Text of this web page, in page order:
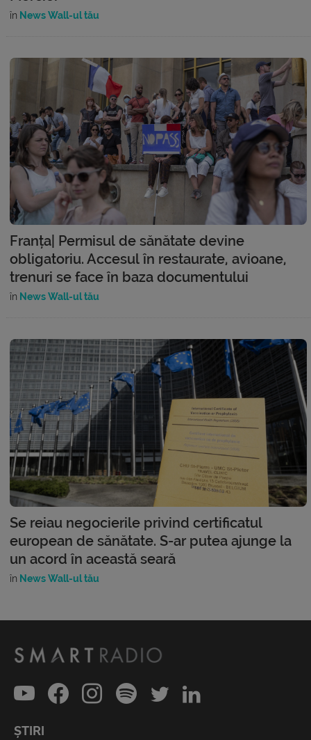
în News Wall-ul tău
Franța| Permisul de sănătate devine
obligatoriu. Accesul în restaurate, avioane,
trenuri se face în baza documentului
în News Wall-ul tău
Se reiau negocierile privind certificatul
european de sănătate. S-ar putea ajunge la
un acord în această seară
în News Wall-ul tău
ȘTIRI